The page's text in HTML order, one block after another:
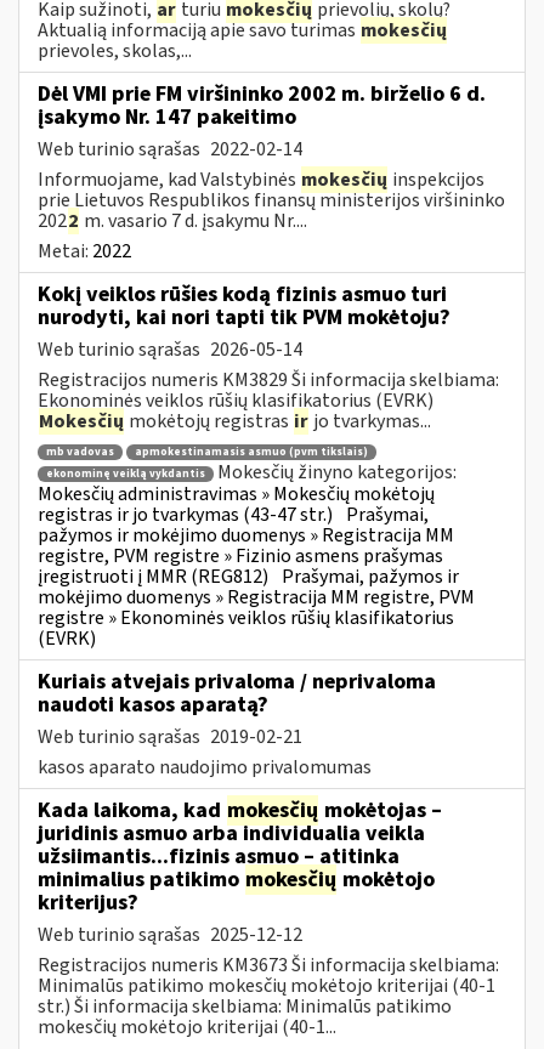
Kaip sužinoti, ar turiu mokesčių prievolių, skolų?
Aktualią informaciją apie savo turimas mokesčių
prievoles, skolas,...
Dėl VMI prie FM viršininko 2002 m. birželio 6 d.
įsakymo Nr. 147 pakeitimo
Web turinio sąrašas 2022-02-14
Informuojame, kad Valstybinės mokesčių inspekcijos
prie Lietuvos Respublikos finansų ministerijos viršininko
2022 m. vasario 7 d. įsakymu Nr....
Metai: 2022
Kokį veiklos rūšies kodą fizinis asmuo turi
nurodyti, kai nori tapti tik PVM mokėtoju?
Web turinio sąrašas 2026-05-14
Registracijos numeris KM3829 Ši informacija skelbiama:
Ekonominės veiklos rūšių klasifikatorius (EVRK)
Mokesčių mokėtojų registras ir jo tvarkymas...
mb vadovas
apmokestinamasis asmuo (pvm tikslais)
ekonominę veiklą vykdantis
Mokesčių žinyno kategorijos:
Mokesčių administravimas » Mokesčių mokėtojų
registras ir jo tvarkymas (43-47 str.) Prašymai,
pažymos ir mokėjimo duomenys » Registracija MM
registre, PVM registre » Fizinio asmens prašymas
įregistruoti į MMR (REG812) Prašymai, pažymos ir
mokėjimo duomenys » Registracija MM registre, PVM
registre » Ekonominės veiklos rūšių klasifikatorius
(EVRK)
Kuriais atvejais privaloma / neprivaloma
naudoti kasos aparatą?
Web turinio sąrašas 2019-02-21
kasos aparato naudojimo privalomumas
Kada laikoma, kad mokesčių mokėtojas –
juridinis asmuo arba individualia veikla
užsiimantis...fizinis asmuo – atitinka
minimalius patikimo mokesčių mokėtojo
kriterijus?
Web turinio sąrašas 2025-12-12
Registracijos numeris KM3673 Ši informacija skelbiama:
Minimalūs patikimo mokesčių mokėtojo kriterijai (40-1
str.) Ši informacija skelbiama: Minimalūs patikimo
mokesčių mokėtojo kriterijai (40-1...